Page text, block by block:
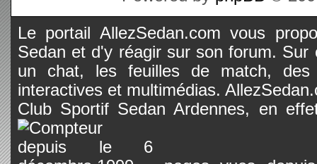
Le portail AllezSedan.com vous
Sedan et d'y réagir sur son forum.
un chat, les feuilles de match, des
interactives et multimédias.
Club Sportif Sedan Ardennes, en